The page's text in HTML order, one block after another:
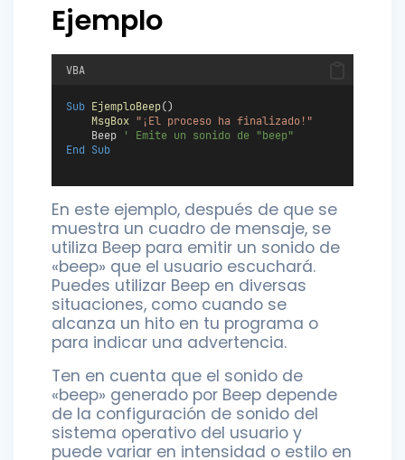
Ejemplo
VBA
Sub EjemploBeep()
MsgBox "¡El proceso ha finalizado!"
    Beep
' Emite un sonido de "beep"
End Sub
En este ejemplo, después de que se
muestra un cuadro de mensaje, se
utiliza Beep para emitir un sonido de
«beep» que el usuario escuchará.
Puedes utilizar Beep en diversas
situaciones, como cuando se
alcanza un hito en tu programa o
para indicar una advertencia.
Ten en cuenta que el sonido de
«beep» generado por Beep depende
de la configuración de sonido del
sistema operativo del usuario y
puede variar en intensidad o estilo en